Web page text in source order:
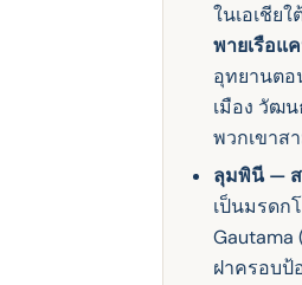
ในเอเชียใ
พายเรือแ
อุทยานตอ
เมือง วัฒ
พวกเขาส
ลุมพินี — ส
เป็นมรดก
ฝาครอบ